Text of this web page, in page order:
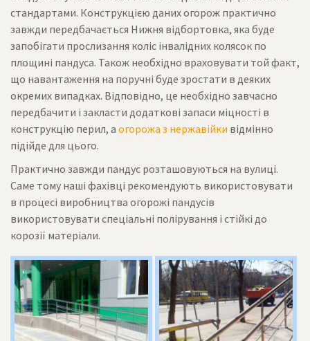
стандартами. Конструкцією даних огорож практично
завжди передбачається Нижня відбортовка, яка буде
запобігати прослизання коліс інвалідних колясок по
площині пандуса. Також необхідно враховувати той факт,
що навантаження на поручні буде зростати в деяких
окремих випадках. Відповідно, це необхідно завчасно
передбачити і закласти додаткові запаси міцності в
конструкцію перил, а огорожа з нержавійки відмінно
підійде для цього.
Практично завжди пандус розташовуються на вулиці.
Саме тому наші фахівці рекомендують використовувати
в процесі виробництва огорожі пандусів
використовувати спеціальні полірування і стійкі до
корозії матеріали.